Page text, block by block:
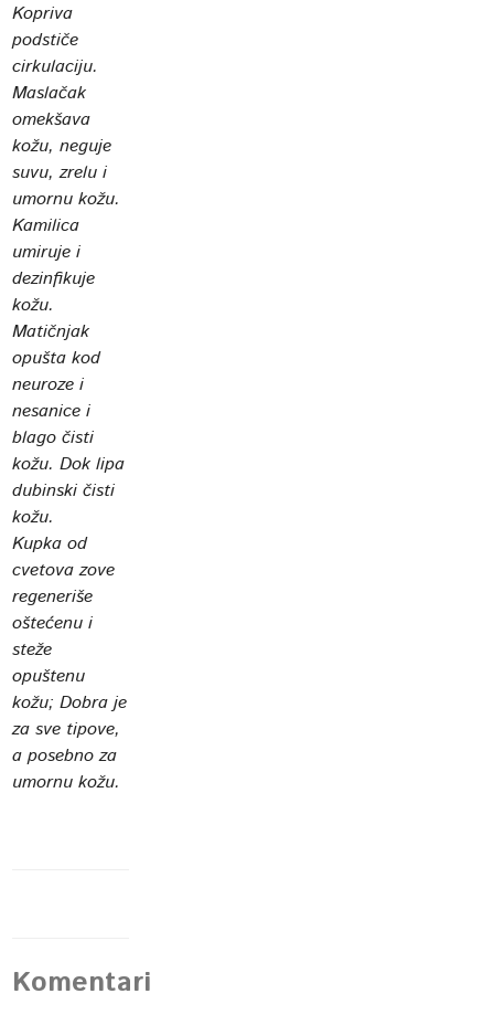
Kopriva
podstiče
cirkulaciju.
Maslačak
omekšava
kožu, neguje
suvu, zrelu i
umornu kožu.
Kamilica
umiruje i
dezinfikuje
kožu.
Matičnjak
opušta kod
neuroze i
nesanice i
blago čisti
kožu. Dok lipa
dubinski čisti
kožu.
Kupka od
cvetova zove
regeneriše
oštećenu i
steže
opuštenu
kožu; Dobra je
za sve tipove,
a posebno za
umornu kožu.
Komentari